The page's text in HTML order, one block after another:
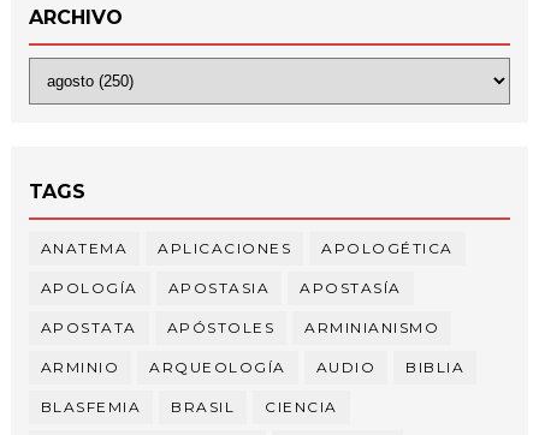
ARCHIVO
TAGS
ANATEMA APLICACIONES APOLOGÉTICA
APOLOGÍA APOSTASIA APOSTASÍA
APOSTATA APÓSTOLES ARMINIANISMO
ARMINIO ARQUEOLOGÍA AUDIO BIBLIA
BLASFEMIA BRASIL CIENCIA